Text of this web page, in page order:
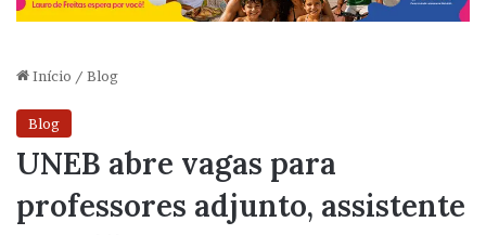
Início / Blog
Blog
UNEB abre vagas para
professores adjunto, assistente